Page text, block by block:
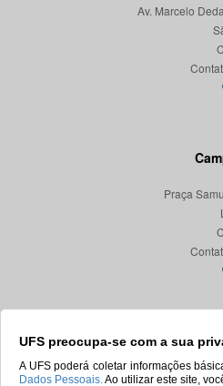
UFS preocupa-se com a sua
A UFS poderá coletar informações
Dados Pessoais.Ao utilizar este site,
Av. Marcelo
Praça